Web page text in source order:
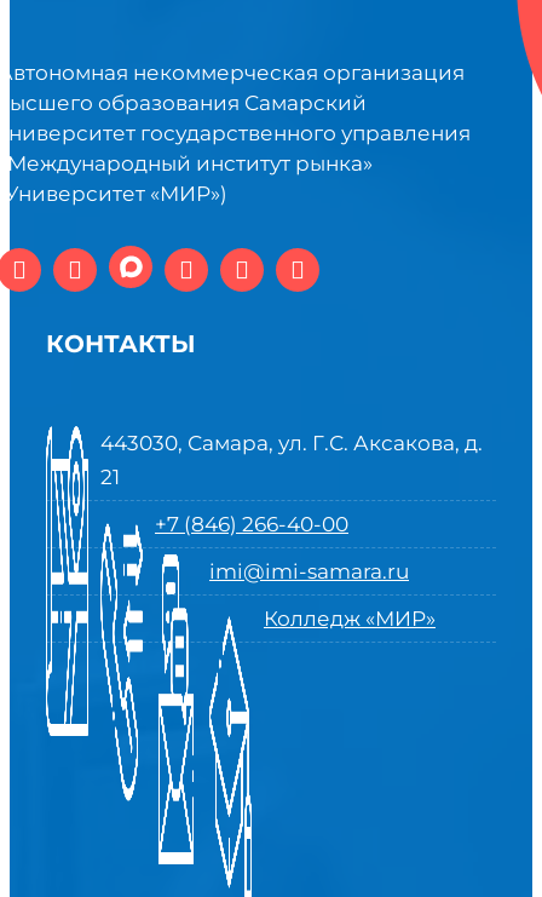
некоммерческая организация
образования Самарский
государственного управления
институт рынка»
«МИР»)
КОНТАКТЫ
443030, Самара, ул. Г.С. Аксакова, д.
21
+7 (846) 266-40-00
imi@imi-samara.ru
Колледж «МИР»